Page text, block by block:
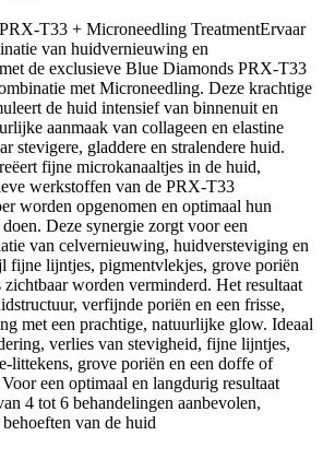
T33 + Microneedling TreatmentErvaar
van huidvernieuwing en
de exclusieve Blue Diamonds PRX-T33
met Microneedling. Deze krachtige
de huid intensief van binnenuit en
aanmaak van collageen en elastine
stevigere, gladdere en stralendere huid.
fijne microkanaaltjes in de huid,
werkstoffen van de PRX-T33
worden opgenomen en optimaal hun
Deze synergie zorgt voor een
van celvernieuwing, huidversteviging en
fijne lijntjes, pigmentvlekjes, grove poriën
zichtbaar worden verminderd. Het resultaat
verfijnde poriën en een frisse,
met een prachtige, natuurlijke glow. Ideaal
verlies van stevigheid, fijne lijntjes,
littekens, grove poriën en een doffe of
een optimaal en langdurig resultaat
4 tot 6 behandelingen aanbevolen,
van de huid